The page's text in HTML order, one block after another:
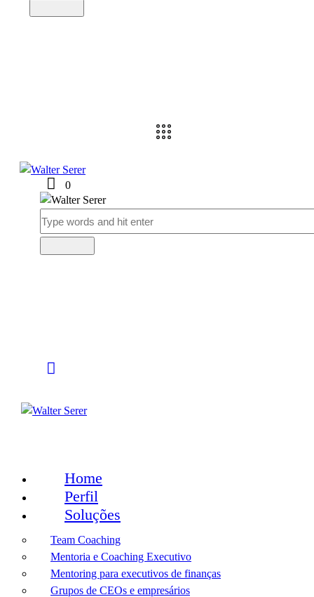
0
Home
Perfil
Soluções
Team Coaching
Mentoria e Coaching Executivo
Mentoring para executivos de finanças
Grupos de CEOs e empresários